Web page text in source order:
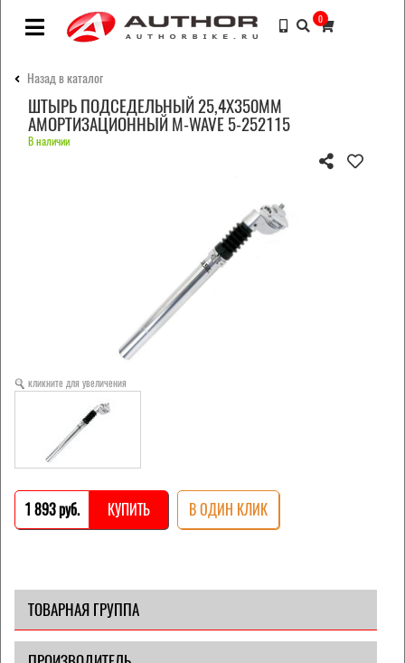
0
Назад в каталог
ШТЫРЬ ПОДСЕДЕЛЬНЫЙ 25,4Х350ММ
АМОРТИЗАЦИОННЫЙ M-WAVE 5-252115
В наличии
кликните для увеличения
1 893 pуб. КУПИТЬ В ОДИН КЛИК
ТОВАРНАЯ ГРУППА